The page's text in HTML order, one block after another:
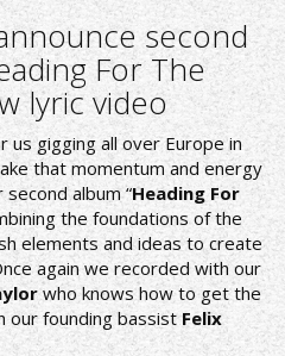
second
For The
lyric video
us gigging all over Europe in
that momentum and energy
album “Heading For
the foundations of the
elements and ideas to create
again we recorded with our
who knows how to get the
our founding bassistFelix